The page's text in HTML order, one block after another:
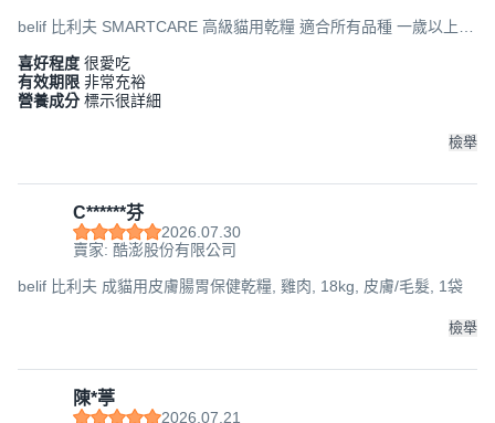
belif 比利夫 SMARTCARE 高級貓用乾糧 適合所有品種 一歲以上,
喜好程度 很愛吃
有效期限 非常充裕
營養成分 標示很詳細
檢舉
C******芬
2026.07.30
賣家: 酷澎股份有限公司
belif 比利夫 成貓用皮膚腸胃保健乾糧, 雞肉, 18kg, 皮膚/毛髮, 1袋
檢舉
陳*葶
2026.07.21